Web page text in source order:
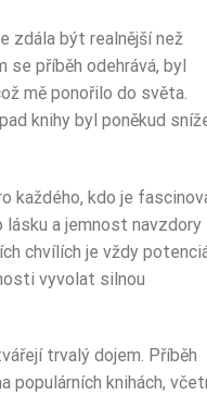
zdála být realnější než
příběh odehrává, byl
mě ponořilo do světa.
knihy byl poněkud
každého, kdo je
a jemnost navzdory
chvílích je vždy
vyvolat silnou
trvalý dojem. Příběh
populárních knihách,